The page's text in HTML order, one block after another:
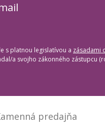
s platnou legislatívou a zásadami
a svojho zákonného
predajňa